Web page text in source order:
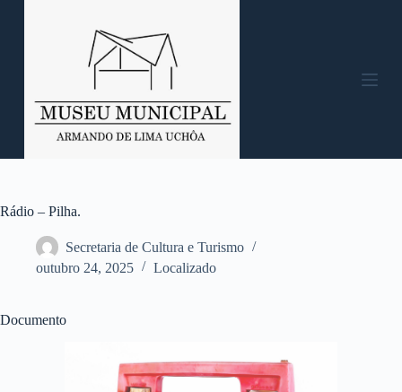
o
n
Rádio – Pilha.
Secretaria de Cultura e Turismo
outubro 24, 2025
Localizado
Documento